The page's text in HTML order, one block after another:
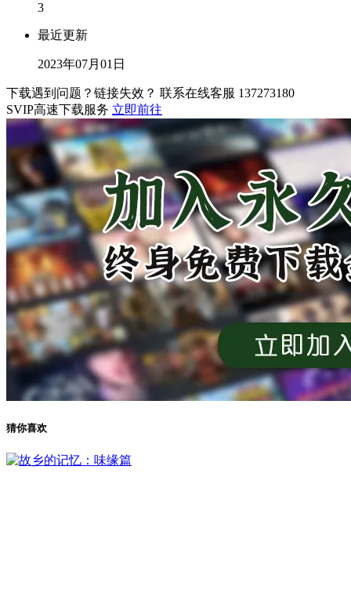
3
最近更新
2023年07月01日
下载遇到问题？链接失效？ 联系在线客服 137273180
SVIP高速下载服务 立即前往
猜你喜欢